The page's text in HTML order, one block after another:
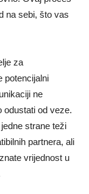
na sebi, što vas
za
potencijalni
ne
odustati od veze.
strane teži
partnera, ali
vrijednost u